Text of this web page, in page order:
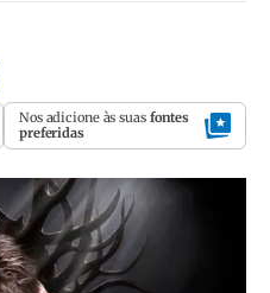
Nos adicione às suas fontes
preferidas